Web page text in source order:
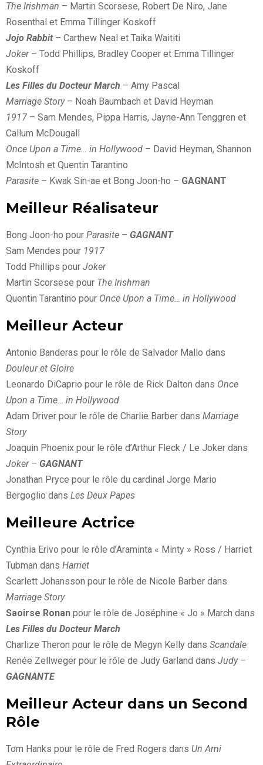
The Irishman – Martin Scorsese, Robert De Niro, Jane
Rosenthal et Emma Tillinger Koskoff
Jojo Rabbit– Carthew Neal et Taika Waititi
Joker– Todd Phillips, Bradley Cooper et Emma Tillinger
Koskoff
Les Filles du Docteur March – Amy Pascal
Marriage Story– Noah Baumbach et David Heyman
1917 – Sam Mendes, Pippa Harris, Jayne-Ann Tenggren et
Callum McDougall
Once Upon a Time… in Hollywood – David Heyman, Shannon
McIntosh et Quentin Tarantino
Parasite – Kwak Sin-ae et Bong Joon-ho – GAGNANT
Meilleur Réalisateur
Bong Joon-ho pour Parasite – GAGNANT
Sam Mendes pour 1917
Todd Phillips pour Joker
Martin Scorsese pour The Irishman
Quentin Tarantino pour Once Upon a Time… in Hollywood
Meilleur Acteur
Antonio Banderas pour le rôle de Salvador Mallo dans
Douleur et Gloire
Leonardo DiCaprio pour le rôle de Rick Dalton dans Once
Upon a Time… in Hollywood
Adam Driver pour le rôle de Charlie Barber dans Marriage
Story
Joaquin Phoenix pour le rôle d’Arthur Fleck / Le Joker dans
Joker – GAGNANT
Jonathan Pryce pour le rôle du cardinal Jorge Mario
Bergoglio dans Les Deux Papes
Meilleure Actrice
Cynthia Erivo pour le rôle d’Araminta « Minty » Ross / Harriet
Tubman dans Harriet
Scarlett Johansson pour le rôle de Nicole Barber dans
Marriage Story
Saoirse Ronan pour le rôle de Joséphine « Jo » March dans
Les Filles du Docteur March
Charlize Theron pour le rôle de Megyn Kelly dans Scandale
Renée Zellweger pour le rôle de Judy Garland dans Judy –
GAGNANTE
Meilleur Acteur dans un Second
Rôle
Tom Hanks pour le rôle de Fred Rogers dans Un Ami